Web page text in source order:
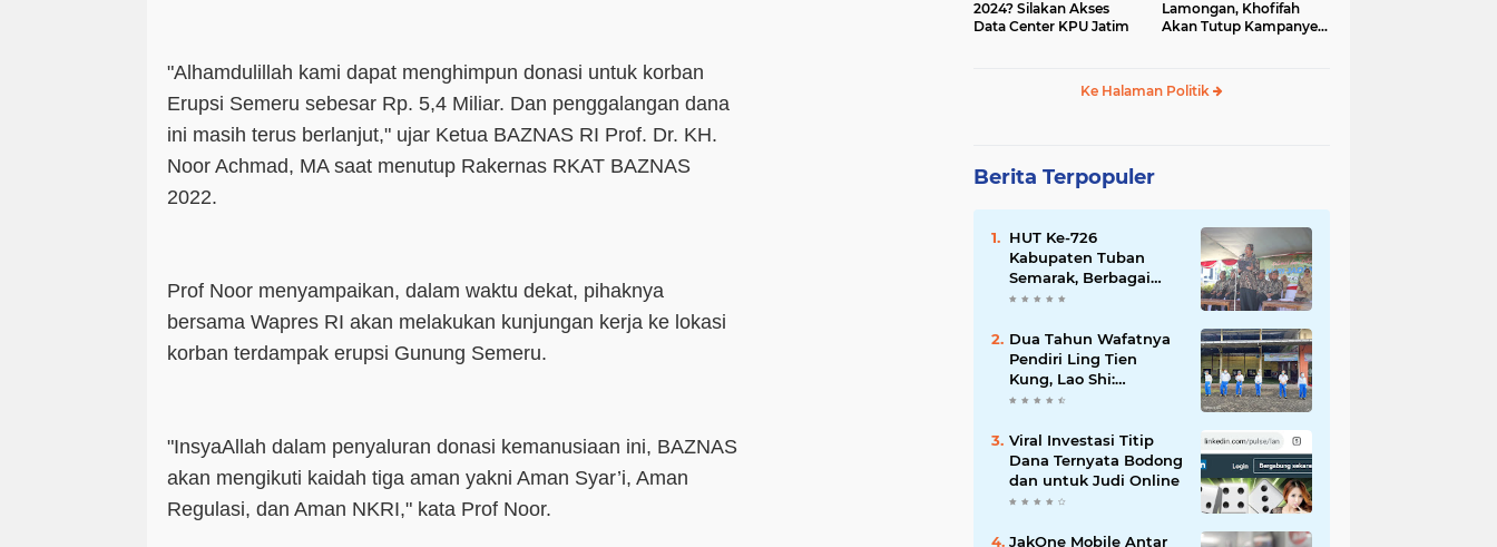
"Alhamdulillah kami dapat menghimpun donasi untuk korban
Erupsi Semeru sebesar Rp. 5,4 Miliar. Dan penggalangan dana
ini masih terus berlanjut," ujar Ketua BAZNAS RI Prof. Dr. KH.
Noor Achmad, MA saat menutup Rakernas RKAT BAZNAS
2022.
Prof Noor menyampaikan, dalam waktu dekat, pihaknya
bersama Wapres RI akan melakukan kunjungan kerja ke lokasi
korban terdampak erupsi Gunung Semeru.
"InsyaAllah dalam penyaluran donasi kemanusiaan ini, BAZNAS
akan mengikuti kaidah tiga aman yakni Aman Syar’i, Aman
Regulasi, dan Aman NKRI," kata Prof Noor.
2024? Silakan Akses
Data Center KPU Jatim
Lamongan, Khofifah
Akan Tutup Kampanye
Ke Halaman Politik
Berita Terpopuler
HUT Ke-726
Kabupaten Tuban
Semarak, Berbagai
Prestasinya Pun
Dua Tahun Wafatnya
Pendiri Ling Tien
Kung, Lao Shi:
Amanah Harus Kita
Viral Investasi Titip
Dana Ternyata Bodong
dan untuk Judi Online
JakOne Mobile Antar